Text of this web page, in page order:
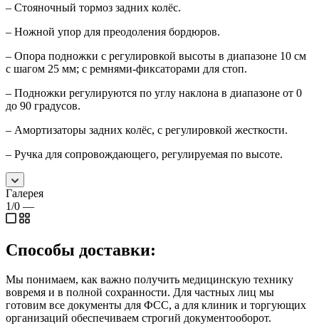
– Стояночный тормоз задних колёс.
– Ножной упор для преодоления бордюров.
– Опора подножки с регулировкой высоты в диапазоне 10 см
с шагом 25 мм; с ремнями-фиксаторами для стоп.
– Подножки регулируются по углу наклона в диапазоне от 0
до 90 градусов.
– Амортизаторы задних колёс, с регулировкой жесткости.
– Ручка для сопровождающего, регулируемая по высоте.
Галерея
1/0 —
Способы доставки:
Мы понимаем, как важно получить медицинскую технику
вовремя и в полной сохранности. Для частных лиц мы
готовим все документы для ФСС, а для клиник и торгующих
организаций обеспечиваем строгий документооборот.